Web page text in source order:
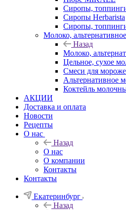
Сиропы,
Сиропы Herbarista
Сиропы,
Молоко,
Назад
Молоко,
Цельное, сухое
Смеси для
Альтернативное
Коктейль
АКЦИИ
Доставка и оплата
Новости
Рецепты
О нас
Назад
О нас
О компании
Контакты
Контакты
Екатеринбург
Назад